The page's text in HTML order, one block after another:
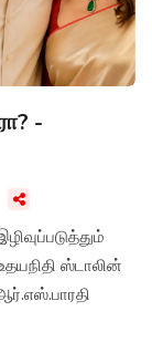
-
ஸ்டாலின்